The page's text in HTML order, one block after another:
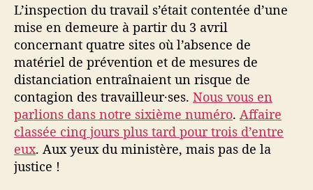
L’inspection du travail s’était contentée d’une
mise en demeure à partir du 3 avril
concernant quatre sites où l’absence de
matériel de prévention et de mesures de
distanciation entraînaient un risque de
contagion des travailleur·ses. Nous vous en
parlions dans notre sixième numéro. Affaire
classée cinq jours plus tard pour trois d’entre
eux. Aux yeux du ministère, mais pas de la
justice !